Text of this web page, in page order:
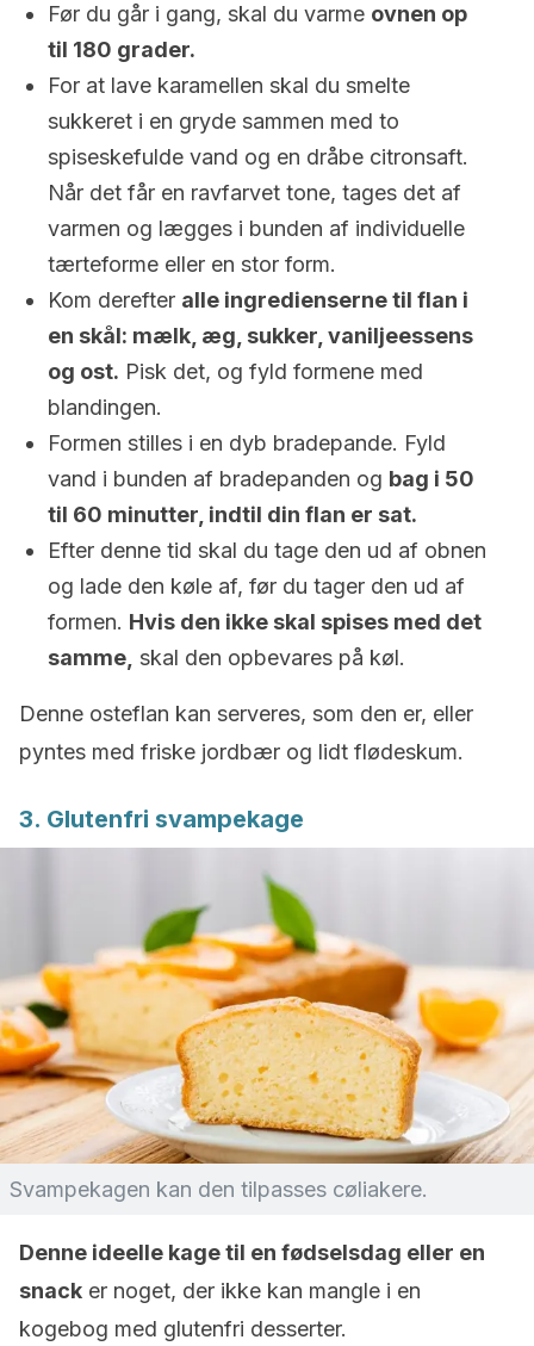
Før du går i gang, skal du varme ovnen op
til 180 grader.
For at lave karamellen skal du smelte
sukkeret i en gryde sammen med to
spiseskefulde vand og en dråbe citronsaft.
Når det får en ravfarvet tone, tages det af
varmen og lægges i bunden af individuelle
tærteforme eller en stor form.
Kom derefter alle ingredienserne til flan i
en skål: mælk, æg, sukker, vaniljeessens
og ost. Pisk det, og fyld formene med
blandingen.
Formen stilles i en dyb bradepande. Fyld
vand i bunden af bradepanden og bag i 50
til 60 minutter, indtil din flan er sat.
Efter denne tid skal du tage den ud af obnen
og lade den køle af, før du tager den ud af
formen. Hvis den ikke skal spises med det
samme, skal den opbevares på køl.
Denne osteflan kan serveres, som den er, eller
pyntes med friske jordbær og lidt flødeskum.
3. Glutenfri svampekage
Svampekagen kan den tilpasses cøliakere.
Denne ideelle kage til en fødselsdag eller en
snack er noget, der ikke kan mangle i en
kogebog med glutenfri desserter.